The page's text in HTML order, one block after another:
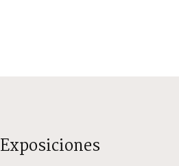
Exposiciones